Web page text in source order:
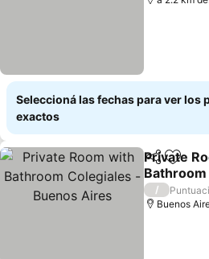
Seleccioná las fechas para ver los
exactos
Compartir
Private
Buenos
/
Buenos